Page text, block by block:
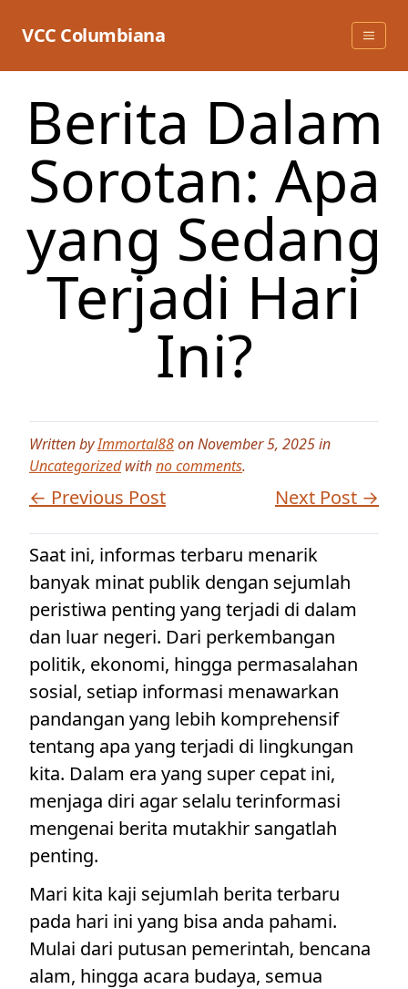
VCC Columbiana
Berita Dalam
Sorotan: Apa
yang Sedang
Terjadi Hari
Ini?
Written byImmortal88on November 5, 2025 in
Uncategorizedwithno comments.
← Previous Post Next Post →
Saat ini, informas terbaru menarik
banyak minat publik dengan sejumlah
peristiwa penting yang terjadi di dalam
dan luar negeri. Dari perkembangan
politik, ekonomi, hingga permasalahan
sosial, setiap informasi menawarkan
pandangan yang lebih komprehensif
tentang apa yang terjadi di lingkungan
kita. Dalam era yang super cepat ini,
menjaga diri agar selalu terinformasi
mengenai berita mutakhir sangatlah
penting.
Mari kita kaji sejumlah berita terbaru
pada hari ini yang bisa anda pahami.
Mulai dari putusan pemerintah, bencana
alam, hingga acara budaya, semua